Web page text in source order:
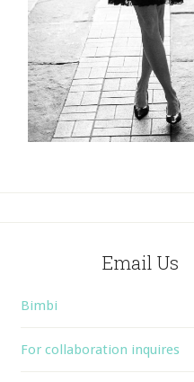
Email Us
Bimbi
For collaboration inquires